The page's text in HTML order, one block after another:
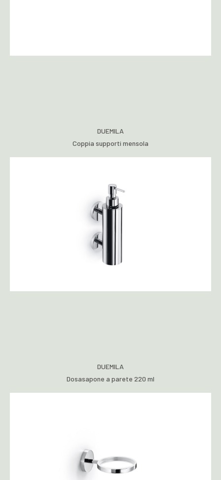
DUEMILA
Coppia supporti mensola
DUEMILA
Dosasapone a parete 220 ml